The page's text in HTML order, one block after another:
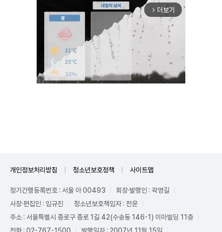
arrow_forward_ios 더보기
개인정보처리방침 청소년보호정책 사이트맵
정기간행등록번호 : 서울 아 00493
회장·발행인 : 곽영길
사장·편집인 : 임규진
청소년보호책임자 : 전운
주소 : 서울특별시 종로구 종로 1길 42(수송동 146-1) 이마빌딩 11층